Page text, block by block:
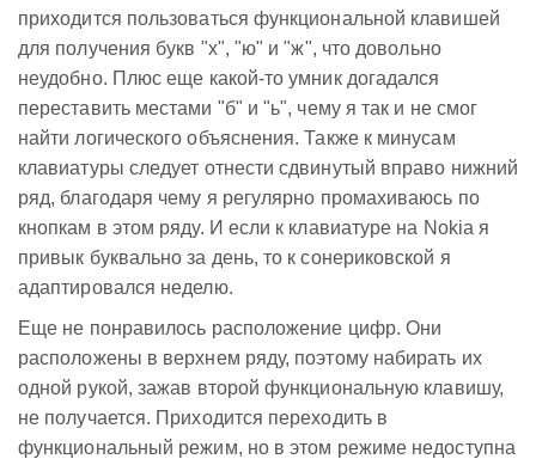
приходится пользоваться функциональной клавишей
для получения букв "х", "ю" и "ж", что довольно
неудобно. Плюс еще какой-то умник догадался
переставить местами "б" и "ь", чему я так и не смог
найти логического объяснения. Также к минусам
клавиатуры следует отнести сдвинутый вправо нижний
ряд, благодаря чему я регулярно промахиваюсь по
кнопкам в этом ряду. И если к клавиатуре на Nokia я
привык буквально за день, то к сонериковской я
адаптировался неделю.
Еще не понравилось расположение цифр. Они
расположены в верхнем ряду, поэтому набирать их
одной рукой, зажав второй функциональную клавишу,
не получается. Приходится переходить в
функциональный режим, но в этом режиме недоступна